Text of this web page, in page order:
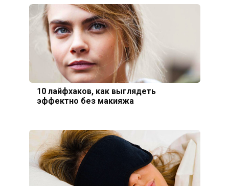
10 лайфхаков, как выглядеть
эффектно без макияжа